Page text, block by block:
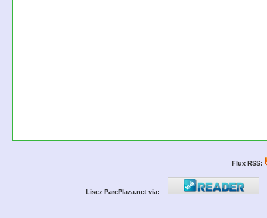
Flux RSS:
Lisez ParcPlaza.net via: